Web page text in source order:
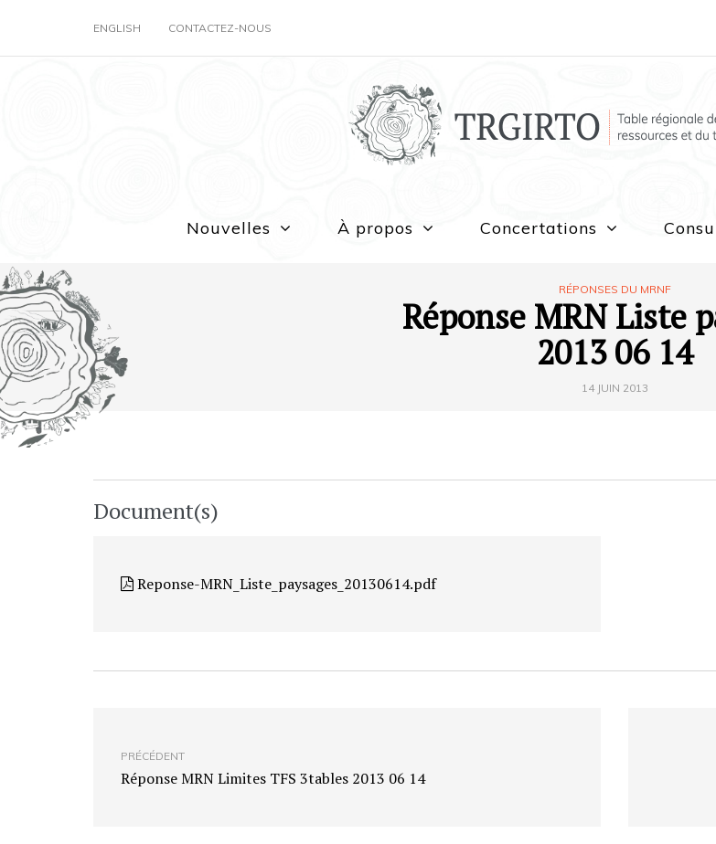
ENGLISH CONTACTEZ-NOUS
Nouvelles À propos Concertations
RÉPONSES DU MRNF
Réponse MRN Liste
2013 06 14
14 JUIN 2013
Document(s)
Reponse-MRN_Liste_paysages_20130614.pdf
PRÉCÉDENT
Réponse MRN Limites TFS 3tables 2013 06 14